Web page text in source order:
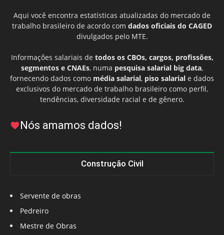
Aqui você encontra estatísticas atualizadas do mercado de
trabalho brasileiro de acordo com dados oficiais do CAGED
divulgados pelo MTE.
Informações salariais de todos os CBOs, cargos, profissões,
segmentos e CNAEs, numa pesquisa salarial big data,
fornecendo dados como média salarial, piso salarial e dados
exclusivos do mercado de trabalho brasileiro como perfil,
tendências, diversidade racial e de gênero.
Nós amamos dados!
Construção Civil
Servente de obras
Pedreiro
Mestre de Obras